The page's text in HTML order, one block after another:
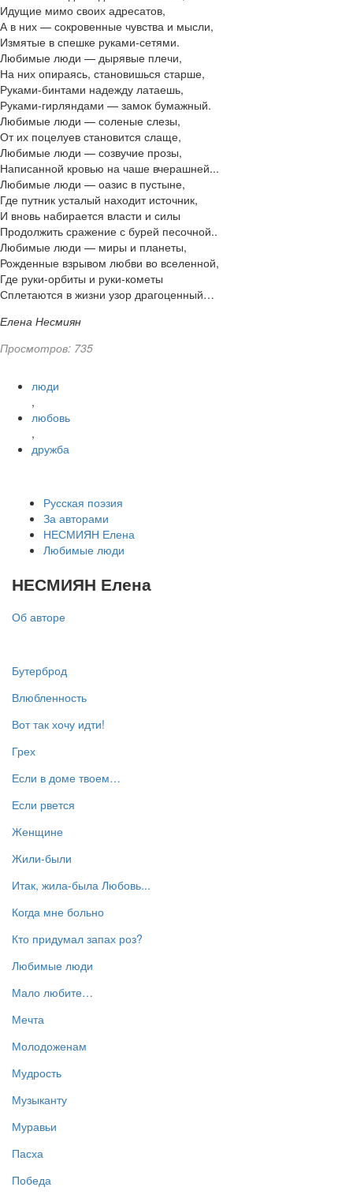
Идущие мимо своих адресатов,
А в них — сокровенные чувства и мысли,
Измятые в спешке руками-сетями.
Любимые люди — дырявые плечи,
На них опираясь, становишься старше,
Руками-бинтами надежду латаешь,
Руками-гирляндами — замок бумажный.
Любимые люди — соленые слезы,
От их поцелуев становится слаще,
Любимые люди — созвучие прозы,
Написанной кровью на чаше вчерашней...
Любимые люди — оазис в пустыне,
Где путник усталый находит источник,
И вновь набирается власти и силы
Продолжить сражение с бурей песочной..
Любимые люди — миры и планеты,
Рожденные взрывом любви во вселенной,
Где руки-орбиты и руки-кометы
Сплетаются в жизни узор драгоценный…
Елена Несмиян
Просмотров: 735
люди
,
любовь
,
дружба
Русская поэзия
За авторами
НЕСМИЯН Елена
Любимые люди
НЕСМИЯН Елена
Об авторе
Бутерброд
Влюбленность
Вот так хочу идти!
Грех
Если в доме твоем…
Если рвется
Женщине
Жили-были
Итак, жила-была Любовь...
Когда мне больно
Кто придумал запах роз?
Любимые люди
Мало любите…
Мечта
Молодоженам
Мудрость
Музыканту
Муравьи
Пасха
Победа